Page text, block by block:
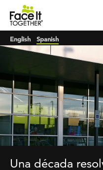
Skip to main content
English Spanish
Una década